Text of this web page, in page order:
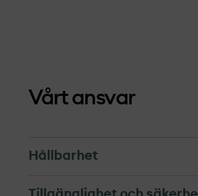
Vårt ansvar
Hållbarhet
OX2 och våra leverantörer är